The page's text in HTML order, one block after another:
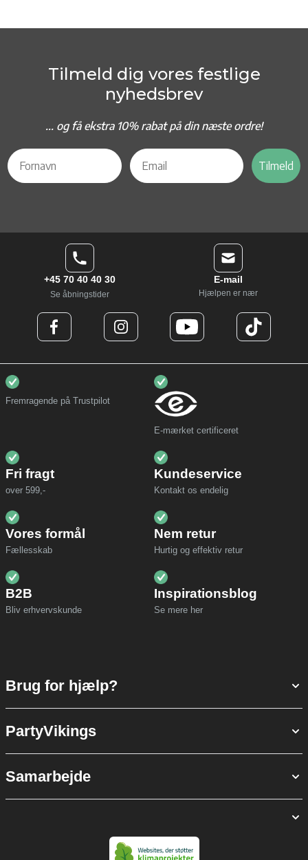
Tilmeld dig vores festlige
nyhedsbrev
... og få ekstra 10% rabat på din næste ordre!
Tilmeld
+45 70 40 40 30
Se åbningstider
E-mail
Hjælpen er nær
Fremragende på Trustpilot
E-mærket certificeret
Fri fragt
over 599,-
Kundeservice
Kontakt os endelig
Vores formål
Fællesskab
Nem retur
Hurtig og effektiv retur
B2B
Bliv erhvervskunde
Inspirationsblog
Se mere her
Brug for hjælp?
PartyVikings
Samarbejde